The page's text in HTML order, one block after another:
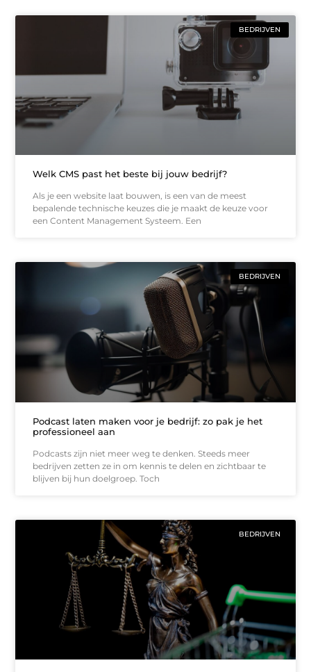
BEDRIJVEN
Welk CMS past het beste bij jouw bedrijf?
Als je een website laat bouwen, is een van de meest
bepalende technische keuzes die je maakt de keuze voor
een Content Management Systeem. Een
BEDRIJVEN
Podcast laten maken voor je bedrijf: zo pak je het
professioneel aan
Podcasts zijn niet meer weg te denken. Steeds meer
bedrijven zetten ze in om kennis te delen en zichtbaar te
blijven bij hun doelgroep. Toch
BEDRIJVEN